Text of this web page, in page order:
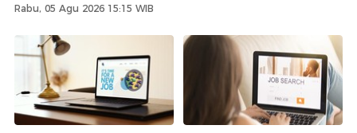
Rabu, 05 Agu 2026 15:15 WIB